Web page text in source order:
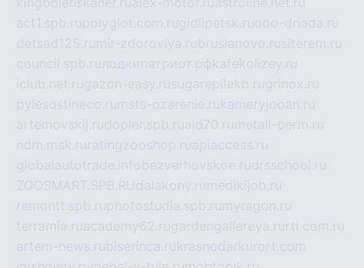
act1.spb.rupolyglot.com.rugidlipetsk.ruooo-driada.ru
detsad125.ru mir-zdoroviya.rubruslanovo.rusiterem.ru
council.spb.ruлодкипатриот.рфkafekolizey.ru
iclub.net.rugazon-easy.rusugarepilekb.rugrinox.ru
pylesostineco.ru msts-ozarenie.rukameryjooan.ru
artemovskij.rudopler.spb.ruaid70.ru metall-perm.ru
ndm.msk.ru ratingzooshop.ruapiaccess.ru
globalautotrade.info bezverhovskoe.rudrsschool.ru
ZOOSMART.SPB.RUdalakony.ru medikijob.ru
remontt.spb.ruphotostudia.spb.ru myragon.ru
terramia.ruacademy62.rugardengallereya.ru rti.com.ru
artem-news.rubiserinca.rukrasnodarkurort.com